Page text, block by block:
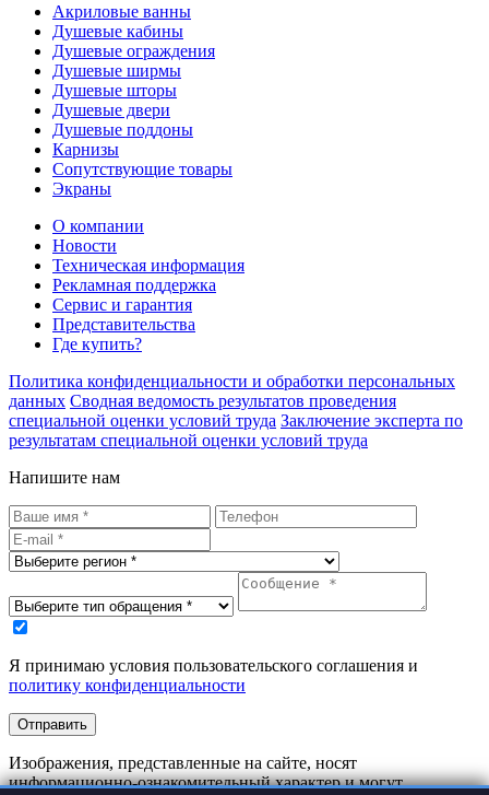
Акриловые ванны
Душевые кабины
Душевые ограждения
Душевые ширмы
Душевые шторы
Душевые двери
Душевые поддоны
Карнизы
Сопутствующие товары
Экраны
О компании
Новости
Техническая информация
Рекламная поддержка
Сервис и гарантия
Представительства
Где купить?
Политика конфиденциальности и обработки персональных
данных Сводная ведомость результатов проведения
специальной оценки условий труда Заключение эксперта по
результатам специальной оценки условий труда
Напишите нам
Я принимаю условия пользовательского соглашения и
политику конфиденциальности
Отправить
Изображения, представленные на сайте, носят
информационно-ознакомительный характер и могут